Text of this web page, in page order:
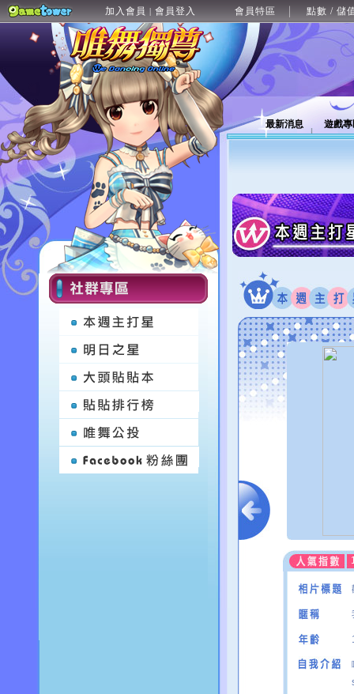
加入會員 | 會員登入 會員特區 點數 / 儲
最新消息 遊戲